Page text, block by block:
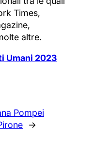
Times,
altre.
Umani 2023
Pompei
→